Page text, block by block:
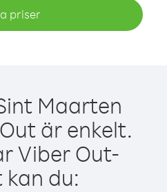
priser
Maarten
är enkelt.
Viber Out-
kan du: